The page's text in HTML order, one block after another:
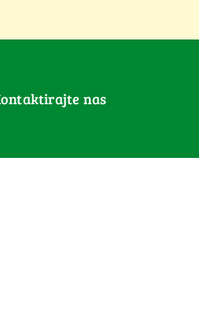
Kontaktirajte nas